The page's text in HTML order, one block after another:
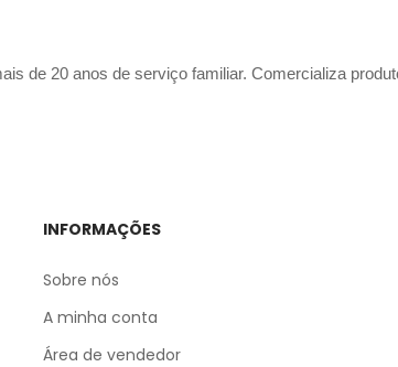
de 20 anos de serviço familiar. Comercializa
INFORMAÇÕES
Sobre nós
A minha conta
Área de vendedor